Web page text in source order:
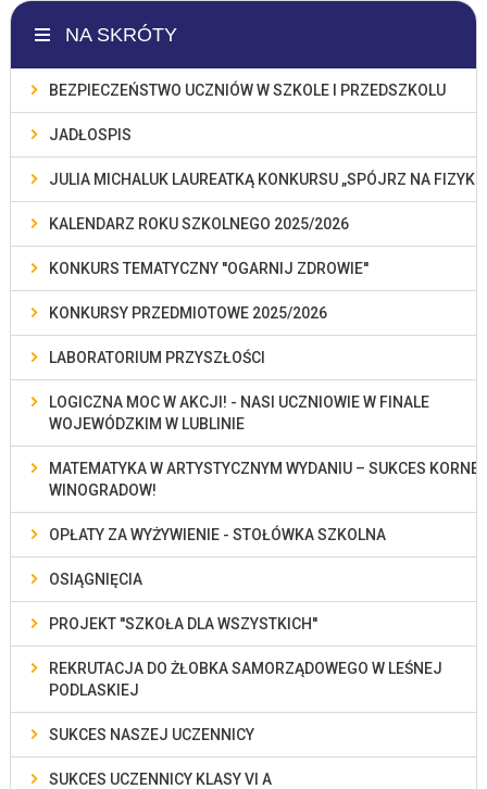
NA SKRÓTY
BEZPIECZEŃSTWO UCZNIÓW W SZKOLE I PRZEDSZKOLU
JADŁOSPIS
JULIA MICHALUK LAUREATKĄ KONKURSU „SPÓJRZ NA
KALENDARZ ROKU SZKOLNEGO 2025/2026
KONKURS TEMATYCZNY ''OGARNIJ ZDROWIE''
KONKURSY PRZEDMIOTOWE 2025/2026
LABORATORIUM PRZYSZŁOŚCI
LOGICZNA MOC W AKCJI! - NASI UCZNIOWIE W FINALE
WOJEWÓDZKIM W LUBLINIE
MATEMATYKA W ARTYSTYCZNYM WYDANIU – SUKCES
WINOGRADOW!
OPŁATY ZA WYŻYWIENIE - STOŁÓWKA SZKOLNA
OSIĄGNIĘCIA
PROJEKT ''SZKOŁA DLA WSZYSTKICH''
REKRUTACJA DO ŻŁOBKA SAMORZĄDOWEGO W LEŚNEJ
PODLASKIEJ
SUKCES NASZEJ UCZENNICY
SUKCES UCZENNICY KLASY VI A